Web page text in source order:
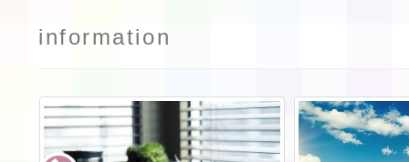
information